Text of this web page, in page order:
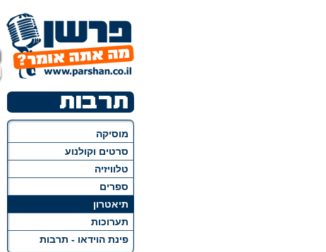
מוסיקה
סרטים וקולנוע
טלוויזיה
ספרים
תיאטרון
תערוכות
פינת הוידאו - תרבות